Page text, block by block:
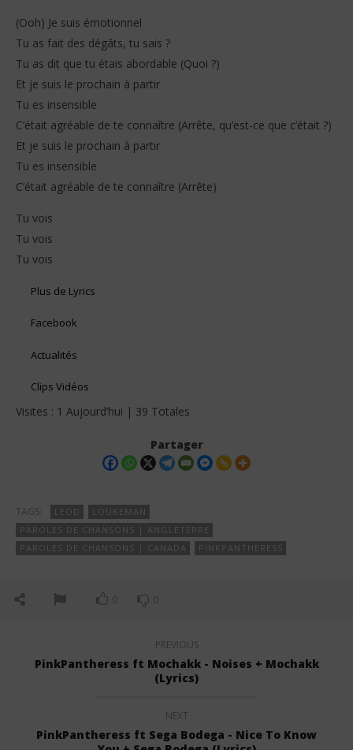
(Ooh) Je suis émotionnel
Tu as fait des dégâts, tu sais ?
Tu as dit que tu étais abordable (Quoi ?)
Et je suis le prochain à partir
Tu es insensible
C’était agréable de te connaître (Arrête, qu’est-ce que c’était ?)
Et je suis le prochain à partir
Tu es insensible
C’était agréable de te connaître (Arrête)
Tu vois
Tu vois
Tu vois
Plus de Lyrics
Facebook
Actualités
Clips Vidéos
Visites : 1 Aujourd’hui | 39 Totales
Partager
TAGS: LEOD
LOUKEMAN
PAROLES DE CHANSONS | ANGLETERRE
PAROLES DE CHANSONS | CANADA
PINKPANTHERESS
0 0
PREVIOUS
PinkPantheress ft Mochakk - Noises + Mochakk
(Lyrics)
NEXT
PinkPantheress ft Sega Bodega - Nice To Know